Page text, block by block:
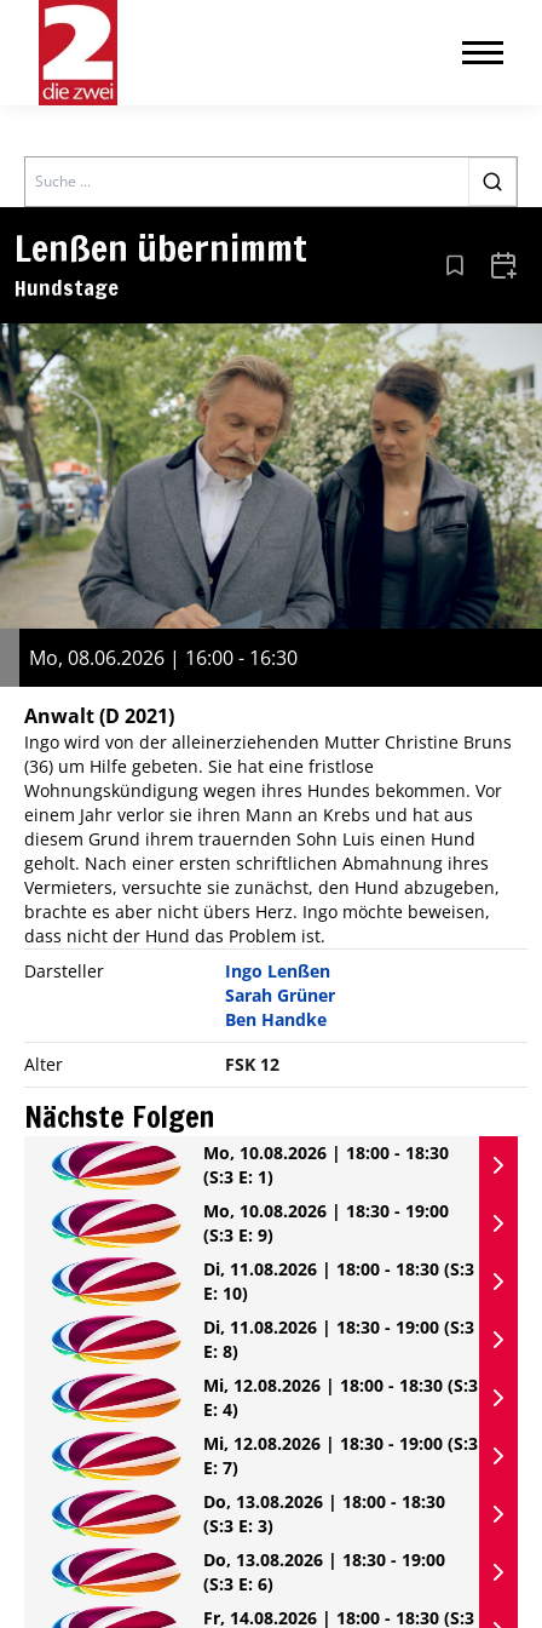
Search
Lenßen übernimmt
Hundstage Aus den
Mo, 08.06.2026 | 16:00 - 16:30
Anwalt(D 2021)
Ingo wird von der alleinerziehenden Mutter Christine Bruns
(36) um Hilfe gebeten. Sie hat eine fristlose
Wohnungskündigung wegen ihres Hundes bekommen. Vor
einem Jahr verlor sie ihren Mann an Krebs und hat aus
diesem Grund ihrem trauernden Sohn Luis einen Hund
geholt. Nach einer ersten schriftlichen Abmahnung ihres
Vermieters, versuchte sie zunächst, den Hund abzugeben,
brachte es aber nicht übers Herz. Ingo möchte beweisen,
dass nicht der Hund das Problem ist.
Darsteller
Ingo Lenßen
Sarah Grüner
Ben Handke
Alter
FSK 12
Nächste Folgen
Mo, 10.08.2026 | 18:00 - 18:30
(S:3 E: 1)
Mo, 10.08.2026 | 18:30 - 19:00
(S:3 E: 9)
Di, 11.08.2026 | 18:00 - 18:30 (S:3
E: 10)
Di, 11.08.2026 | 18:30 - 19:00 (S:3
E: 8)
Mi, 12.08.2026 | 18:00 - 18:30 (S:3
E: 4)
Mi, 12.08.2026 | 18:30 - 19:00 (S:3
E: 7)
Do, 13.08.2026 | 18:00 - 18:30
(S:3 E: 3)
Do, 13.08.2026 | 18:30 - 19:00
(S:3 E: 6)
Fr, 14.08.2026 | 18:00 - 18:30 (S:3